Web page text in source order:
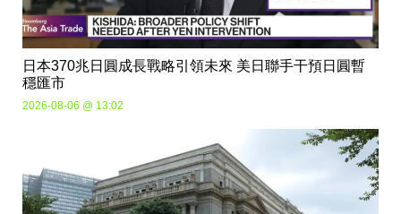
日本370兆日圓成長戰略引領未來 美日聯手干預日圓暫
穩匯市
2026-08-06 @ 13:02